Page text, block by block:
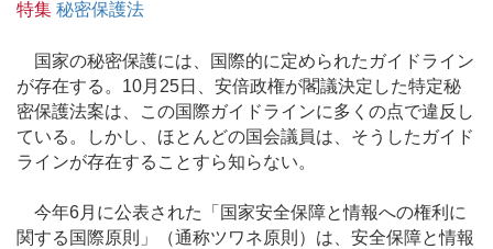
特集 秘密保護法
国家の秘密保護には、国際的に定められたガイドライン
が存在する。10月25日、安倍政権が閣議決定した特定秘
密保護法案は、この国際ガイドラインに多くの点で違反し
ている。しかし、ほとんどの国会議員は、そうしたガイド
ラインが存在することすら知らない。
今年6月に公表された「国家安全保障と情報への権利に
関する国際原則」（通称ツワネ原則）は、安全保障と情報